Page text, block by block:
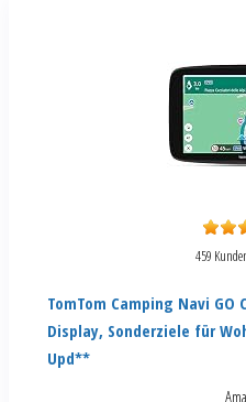
459
TomTom Camping Navi GO
Display, Sonderziele für
Upd**